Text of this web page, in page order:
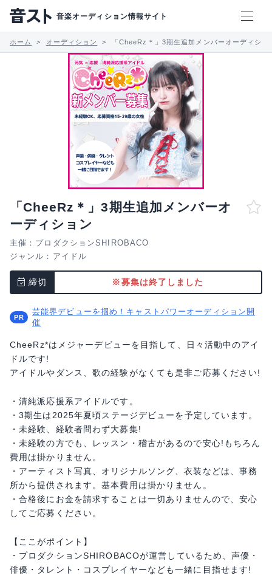
音楽オーディション情報サイト
ホーム オーディション 「CheeRz＊」3期生追加メンバーオーディショ
「CheeRz＊」3期生追加メンバーオ
ーディション
主催：プロダクションSHIROBACO
ジャンル： アイドル
締切 ※募集は終了しました
芸能界デビューを掴め！キャストパワーオーディション開
催
CheeRz*はメジャーデビューを目指して、日々活動中のアイ
ドルです!
アイドルやダンス、歌の経験がなくても是非ご応募ください!
・清純派応援系アイドルです。
・3期生は2025年夏頃ステージデビューを予定しています。
・未経験、経験者問わず大募集!
・未経験の方でも、レッスン・稽古があるので安心!もちろん
費用は掛かりません。
・アーティスト写真、オリジナルソング、衣装などは、事務
所から提供されます。基本費用は掛かりません。
・合格後にお金を請求することは一切ありませんので、安心
してご応募ください。
【ここがポイント】
・プロダクションSHIROBACOが運営しているため、声優・
俳優・タレント・コスプレイヤーなども一緒に目指せます!